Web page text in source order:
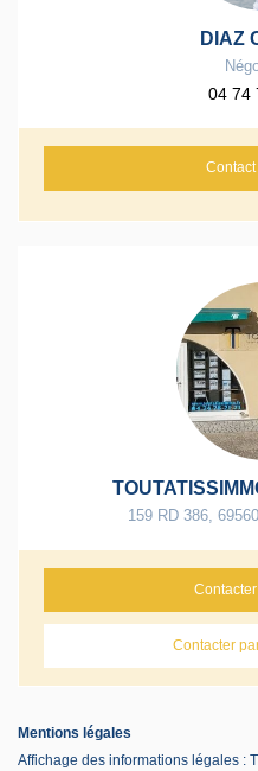
DIAZ
04 74
159 RD 386 69560
Contacter
Mentions légales
Affichage des informations légales :